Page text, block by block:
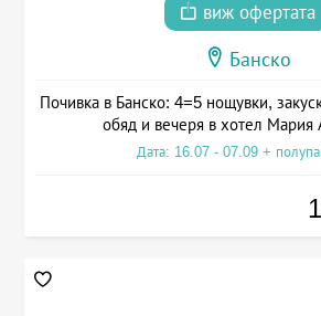
виж офертата
Банско
Почивка в Банско: 4=5 нощувки,
обяд и вечеря в хотел Мария
Дата: 16.07 - 07.09 +